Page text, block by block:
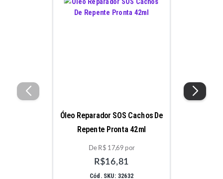
Óleo Reparador SOS Cachos De
Repente Pronta 42ml
De R$ 17,69 por
R$16,81
Cód. SKU: 32632